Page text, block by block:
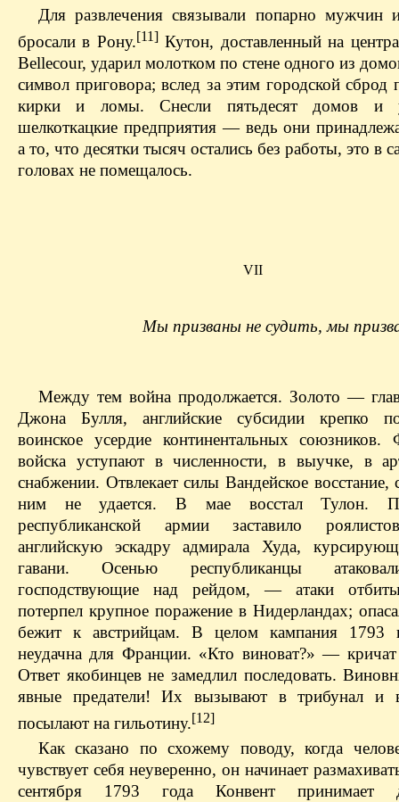
Для развлечения связывали попарно
бросали в Рону.[11]Кутон, доставленный на
Belleсоur, ударил молотком по стене одного из
символ приговора; вслед за этим городской сброд
кирки и ломы. Снесли пятьдесят домов и
шелкоткацкие предприятия — ведь они
а то, что десятки тысяч остались без работы, это в
головах не помещалось.
VII
Мы призваны не судить, мы
Между тем война продолжается. Золото —
Джона Булля, английские субсидии крепко
воинское усердие континентальных союзников.
войска уступают в численности, в выучке, в
снабжении. Отвлекает силы Вандейское восстание,
ним не удается. В мае восстал Тулон.
республиканской армии заставило
английскую эскадру адмирала Худа,
гавани. Осенью республиканцы
господствующие над рейдом, — атаки
потерпел крупное поражение в Нидерландах;
бежит к австрийцам. В целом кампания 1793
неудачна для Франции. «Кто виноват?» —
Ответ якобинцев не замедлил последовать.
явные предатели! Их вызывают в трибунал и
посылают на гильотину.[12]
Как сказано по схожему поводу, когда
чувствует себя неуверенно, он начинает
сентября 1793 года Конвент принимает